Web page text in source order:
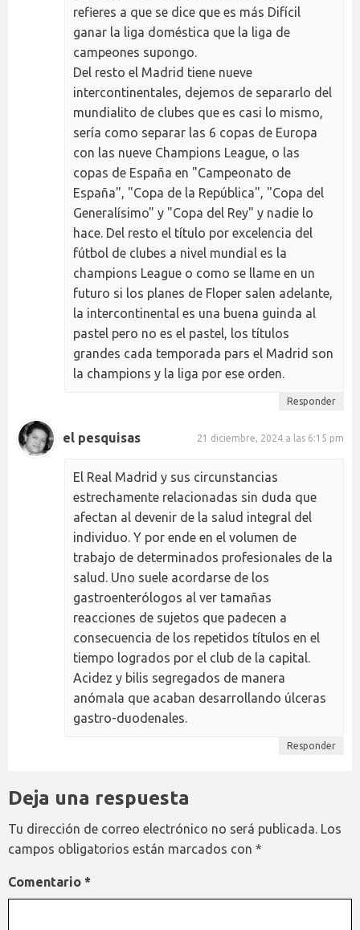
refieres a que se dice que es más Difícil
ganar la liga doméstica que la liga de
campeones supongo.
Del resto el Madrid tiene nueve
intercontinentales, dejemos de separarlo del
mundialito de clubes que es casi lo mismo,
sería como separar las 6 copas de Europa
con las nueve Champions League, o las
copas de España en "Campeonato de
España", "Copa de la República", "Copa del
Generalísimo" y "Copa del Rey" y nadie lo
hace. Del resto el título por excelencia del
fútbol de clubes a nivel mundial es la
champions League o como se llame en un
futuro si los planes de Floper salen adelante,
la intercontinental es una buena guinda al
pastel pero no es el pastel, los títulos
grandes cada temporada pars el Madrid son
la champions y la liga por ese orden.
Responder
el pesquisas 21 diciembre, 2024 a las 6:15 pm
El Real Madrid y sus circunstancias
estrechamente relacionadas sin duda que
afectan al devenir de la salud integral del
individuo. Y por ende en el volumen de
trabajo de determinados profesionales de la
salud. Uno suele acordarse de los
gastroenterólogos al ver tamañas
reacciones de sujetos que padecen a
consecuencia de los repetidos títulos en el
tiempo logrados por el club de la capital.
Acidez y bilis segregados de manera
anómala que acaban desarrollando úlceras
gastro-duodenales.
Responder
Deja una respuesta
Tu dirección de correo electrónico no será publicada. Los
campos obligatorios están marcados con *
Comentario *